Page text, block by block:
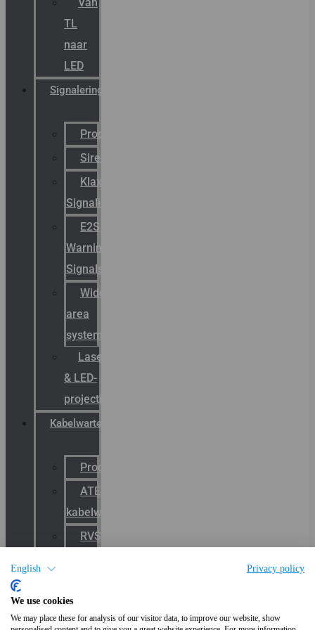
English Privacy policy
We use cookies
We may place these for analysis of our visitor data, to improve our website, show
TL
naar
LED
Signalering
Productcatalogus
Sirena
Klaxon
Signaling
E2S
Warning
Signals
Wide
area
systemen
Laserbelijning
& LED-
projectie
Kabelwartels
Productcatalogus
ATEX
kabelwartels
RVS
kabelwartels
E-